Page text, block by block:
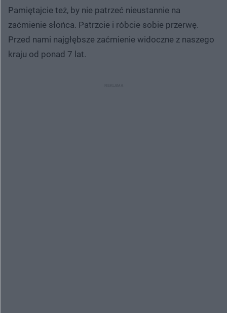
Pamiętajcie też, by nie patrzeć nieustannie na
zaćmienie słońca. Patrzcie i róbcie sobie przerwę.
Przed nami najgłębsze zaćmienie widoczne z naszego
kraju od ponad 7 lat.